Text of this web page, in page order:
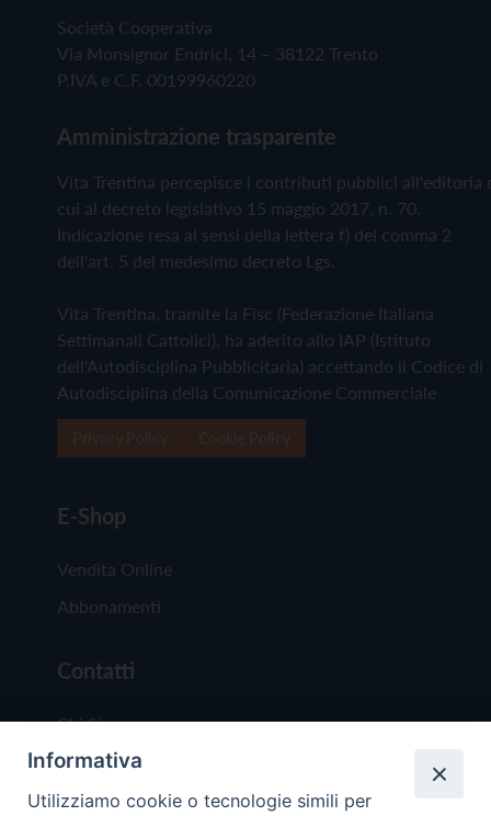
Società Cooperativa
Via Monsignor Endrici, 14 – 38122 Trento
P.IVA e C.F. 00199960220
Amministrazione trasparente
Vita Trentina percepisce i contributi pubblici all'editoria
cui al decreto legislativo 15 maggio 2017, n. 70.
Indicazione resa ai sensi della lettera f) del comma 2
dell'art. 5 del medesimo decreto Lgs.
Vita Trentina, tramite la Fisc (Federazione Italiana
Settimanali Cattolici), ha aderito allo IAP (Istituto
dell'Autodisciplina Pubblicitaria) accettando il Codice di
Autodisciplina della Comunicazione Commerciale
E-Shop
Vendita Online
Abbonamenti
Contatti
Chi Siamo
Redazione
Scrivici
Informativa
Utilizziamo cookie o tecnologie simili per